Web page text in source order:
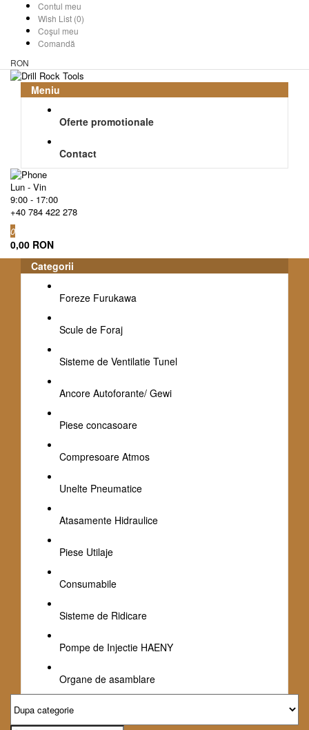
Contul meu
Wish List (0)
Coşul meu
Comandă
RON
Meniu
Oferte promotionale
Contact
Lun - Vin
9:00 - 17:00
+40 784 422 278
0
0,00 RON
Categorii
Foreze Furukawa
Scule de Foraj
Sisteme de Ventilatie Tunel
Ancore Autoforante/ Gewi
Piese concasoare
Compresoare Atmos
Unelte Pneumatice
Atasamente Hidraulice
Piese Utilaje
Consumabile
Sisteme de Ridicare
Pompe de Injectie HAENY
Organe de asamblare